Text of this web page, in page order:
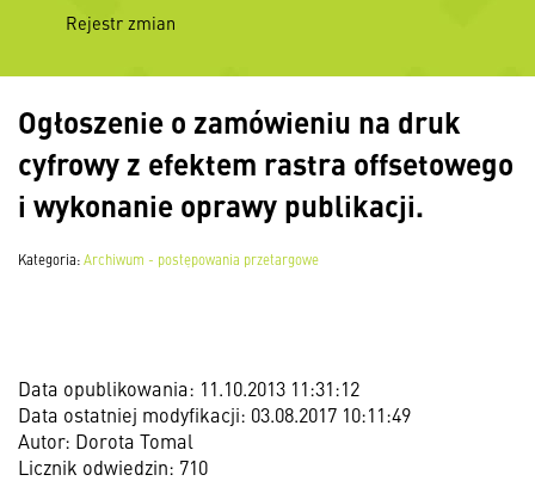
Rejestr zmian
Ogłoszenie o zamówieniu na druk
cyfrowy z efektem rastra offsetowego
i wykonanie oprawy publikacji.
Kategoria:Archiwum - postępowania przetargowe
Data opublikowania: 11.10.2013 11:31:12
Data ostatniej modyfikacji: 03.08.2017 10:11:49
Autor: Dorota Tomal
Licznik odwiedzin: 710